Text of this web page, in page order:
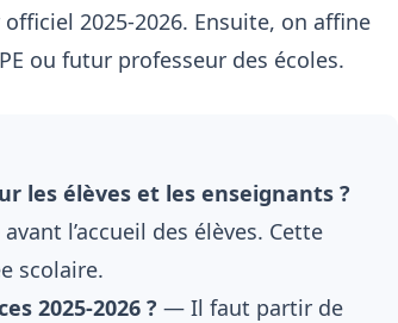
2025-2026. Ensuite, on affine
ou futur professeur des écoles.
les élèves et les enseignants ?
l’accueil des élèves. Cette
scolaire.
2025-2026 ? — Il faut partir de